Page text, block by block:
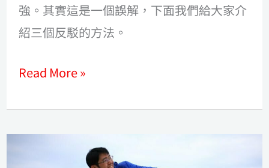
強。其實這是一個誤解，下面我們給大家介
紹三個反駁的方法。
Read More »